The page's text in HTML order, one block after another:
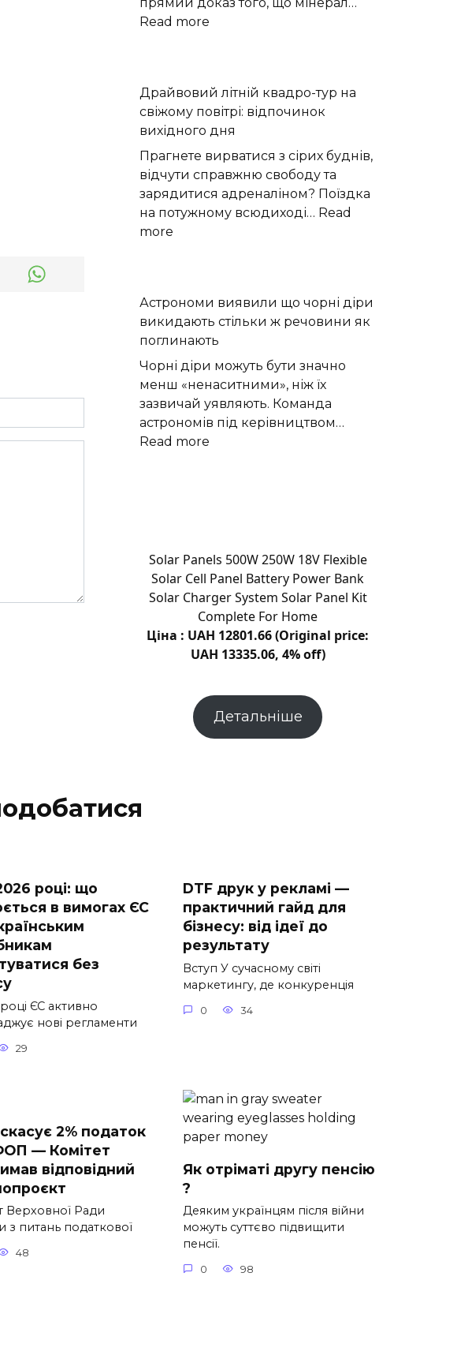
Хмельницького
“Є”
Read more
як
вода
проникає
в
мантію
Землі
Драйвовий літній квадро-тур на
свіжому повітрі: відпочинок
вихідного дня
Прагнете вирватися з сірих буднів,
відчути справжню свободу та
зарядитися адреналіном? Поїздка
на потужному всюдиході… Read
more
тур
на
свіжому
повітрі:
відпочинок
вихідного
дня
Астрономи виявили що чорні діри
викидають стільки ж речовини як
поглинають
Чорні діри можуть бути значно
менш «ненаситними», ніж їх
зазвичай уявляють. Команда
астрономів під керівництвом…
Read more
викидають
стільки
ж
речовини
як
поглинають
Solar Panels 500W 250W 18V Flexible
Solar Cell Panel Battery Power Bank
Solar Charger System Solar Panel Kit
Complete For Home
Ціна : UAH 12801.66 (Original price:
UAH 13335.06, 4% off)
Детальніше
році: що
в вимогах ЄС
без
ЄС активно
нові регламенти
29
DTF друк у рекламі —
практичний гайд для
бізнесу: від ідеї до
результату
Вступ У сучасному світі
маркетингу, де конкуренція
0 34
2% податок
— Комітет
відповідний
Верховної Ради
з питань податкової
48
Як отріматі другу пенсію
?
Деяким українцям після війни
можуть суттєво підвищити
пенсії.
0 98